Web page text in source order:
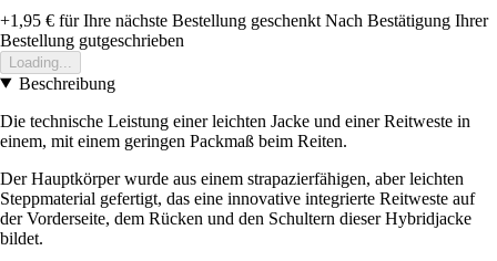
+1,95 € für Ihre nächste Bestellung geschenkt Nach Bestätigung Ihrer
Bestellung gutgeschrieben
Loading...
Beschreibung
Die technische Leistung einer leichten Jacke und einer Reitweste in
einem, mit einem geringen Packmaß beim Reiten.
Der Hauptkörper wurde aus einem strapazierfähigen, aber leichten
Steppmaterial gefertigt, das eine innovative integrierte Reitweste auf
der Vorderseite, dem Rücken und den Schultern dieser Hybridjacke
bildet.